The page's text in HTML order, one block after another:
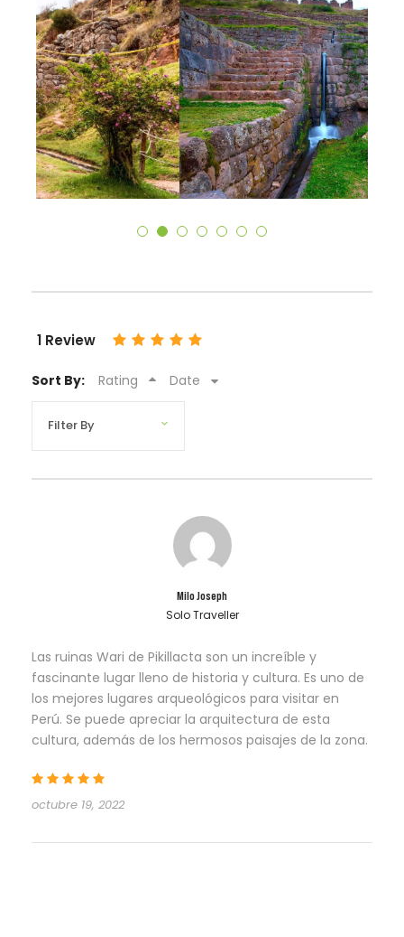
1 Review
Sort By: Rating Date
Milo Joseph
Solo Traveller
Las ruinas Wari de Pikillacta son un increíble y
fascinante lugar lleno de historia y cultura. Es uno de
los mejores lugares arqueológicos para visitar en
Perú. Se puede apreciar la arquitectura de esta
cultura, además de los hermosos paisajes de la zona.
octubre 19, 2022